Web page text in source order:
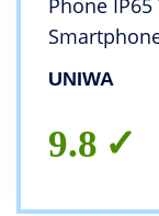
1GB+8GB
UNIWA
9.8